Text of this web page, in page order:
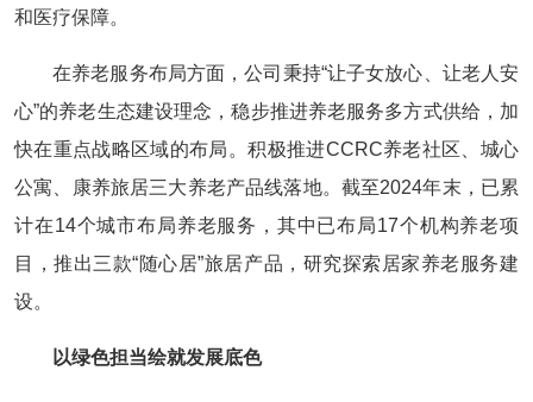
和医疗保障。
在养老服务布局方面，公司秉持“让子女放心、让老人安
心”的养老生态建设理念，稳步推进养老服务多方式供给，加
快在重点战略区域的布局。积极推进CCRC养老社区、城心
公寓、康养旅居三大养老产品线落地。截至2024年末，已累
计在14个城市布局养老服务，其中已布局17个机构养老项
目，推出三款“随心居”旅居产品，研究探索居家养老服务建
设。
以绿色担当绘就发展底色